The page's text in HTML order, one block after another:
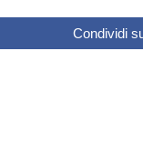
Condividi